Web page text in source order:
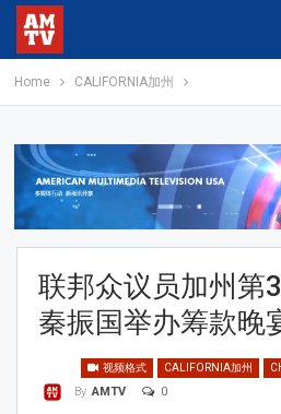
Home CALIFORNIA加州
联邦众议员加州第
秦振国举办筹款晚
视频格式 CALIFORNIA加州
By AMTV 0